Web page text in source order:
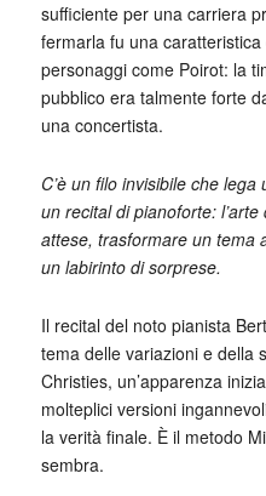
sufficiente per una carriera
fermarla fu una
personaggi come Poirot: la
pubblico era talmente forte
una concertista.
C’è un filo invisibile che
un recital di pianoforte:
attese, trasformare un tema
un labirinto di sorprese.
Il recital del noto pianista
tema delle variazioni e della
Christies, un’apparenza
molteplici versioni
la verità finale. È il metodo
sembra.